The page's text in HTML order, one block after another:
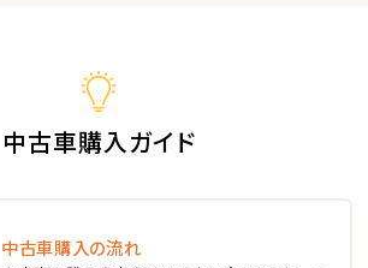
ホンダ
S660
中古車購入ガイド
中古車購入の流れ